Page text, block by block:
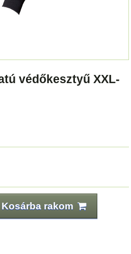
védőkesztyű XXL-
Kosárba rakom